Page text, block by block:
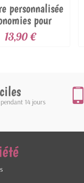
personnalisée
pour
Disney
13,90 €
14 jours